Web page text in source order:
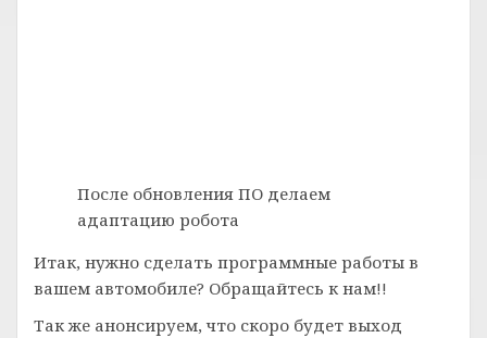
После обновления ПО делаем
адаптацию робота
Итак, нужно сделать программные работы в
вашем автомобиле? Обращайтесь к нам!!
Так же анонсируем, что скоро будет выход